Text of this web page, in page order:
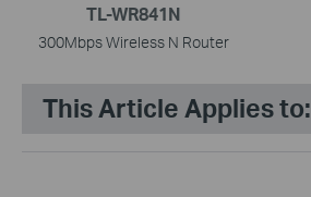
TL-WR841N
300Mbps Wireless N Router
This Article Applies to: